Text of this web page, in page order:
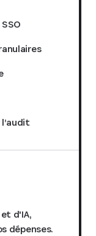
d'IA,
dépenses.